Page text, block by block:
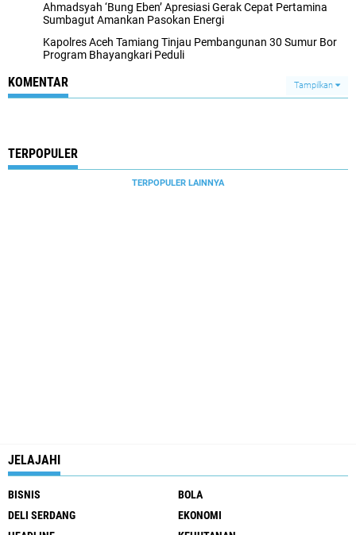
Ahmadsyah ‘Bung Eben’ Apresiasi Gerak Cepat Pertamina
Sumbagut Amankan Pasokan Energi
Kapolres Aceh Tamiang Tinjau Pembangunan 30 Sumur Bor
Program Bhayangkari Peduli
KOMENTAR Tampilkan
TERPOPULER
TERPOPULER LAINNYA
JELAJAHI
BISNIS
BOLA
DELI SERDANG
EKONOMI